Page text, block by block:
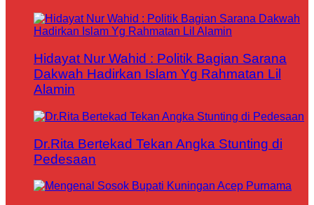
Hidayat Nur Wahid : Politik Bagian Sarana
Dakwah Hadirkan Islam Yg Rahmatan Lil
Alamin
Dr.Rita Bertekad Tekan Angka Stunting di
Pedesaan